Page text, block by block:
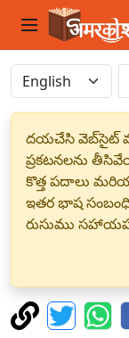
దయచేసి వెబ్‌సైట్
ప్రకటనలను
కొత్త పదాలు
ఇతర భాష
రుసుము